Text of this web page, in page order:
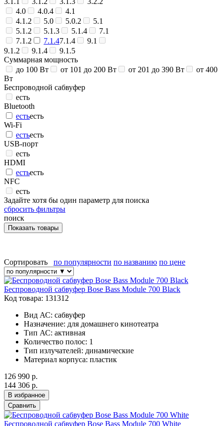
4.0
4.0.4
4.1
4.1.2
5.0 5.0.2
5.1
5.1.2
5.1.3 5.1.4
7.1
7.1.2
7.1.47.1.4
9.1
9.1.2
9.1.4
9.1.5
Суммарная мощность
до 100 Вт
от 101 до 200 Вт от 201 до 390 Вт
от 400
Вт
Беспроводной сабвуфер
есть
Bluetooth
естьесть
Wi-Fi
естьесть
USB-порт
есть
HDMI
естьесть
NFC
есть
Задайте хотя бы один параметр для поиска
сбросить фильтры
поиск
Сортировать по популярности по названию по цене
Беспроводной сабвуфер Bose Bass Module 700 Black
Код товара: 131312
Вид АС: сабвуфер
Назначение: для домашнего кинотеатра
Тип АС: активная
Количество полос: 1
Тип излучателей: динамические
Материал корпуса: пластик
126 990 р.
144 306 р.
В избранное
Сравнить
Беспроводной сабвуфер Bose Bass Module 700 White